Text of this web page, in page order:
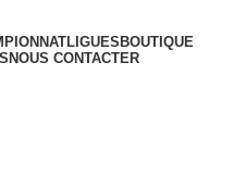
LIGUES BOUTIQUE
NOUS CONTACTER